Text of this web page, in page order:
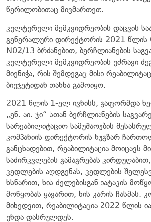
წერილობითაც მივმართეთ.
კულტურული მემკვიდრეობის დაცვის
გენერალური დირექტორის 2021 წლის
N02/13 ბრძანებით, ბერჩლიანების
კულტურული მემკვიდრეობის უძრავი
მიენიჭა, რის შემდეგაც მისი
ბიუჯეტიდან თანხა გამოიყო.
2021 წლის 1-ელ ივნისს, გაფორმდა
„ენ. აი. ჯი“-სთან ბერჩლიანების
სარეაბილიტაციო სამუშაოების
კომპანიის დირექტორის ნუგზარ
განცხადებით, რეაბილიტაცია მოიცავს
საძირკვლების გამაგრებას
კედლების აღდგენას, კედლების
ხსნარით, ხის ძელებისგან იატაკის
მოწყობას ყავარით, ხის კარის ჩასმას.
მიხედვით, რეაბილიტაცია 2022 წლის
უნდა დასრულდეს.